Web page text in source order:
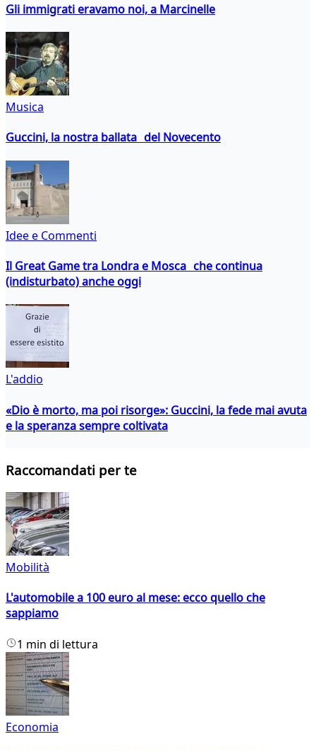
Gli immigrati eravamo noi, a Marcinelle
Musica
Guccini, la nostra ballata del Novecento
Idee e Commenti
Il Great Game tra Londra e Mosca che continua
(indisturbato) anche oggi
L'addio
«Dio è morto, ma poi risorge»: Guccini, la fede mai avuta
e la speranza sempre coltivata
Raccomandati per te
Mobilità
L'automobile a 100 euro al mese: ecco quello che
sappiamo
1 min di lettura
Economia